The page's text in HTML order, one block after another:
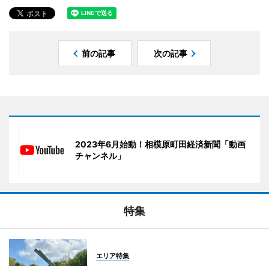
前の記事 次の記事
2023年6月始動！相模原町田経済新聞「動画
チャンネル」
特集
エリア特集